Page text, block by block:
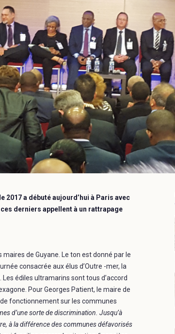
a débuté aujourd’hui à Paris avec
derniers appellent à un rattrapage
de Guyane. Le ton est donné par le
consacrée aux élus d’Outre -mer, la
édiles ultramarins sont tous d’accord
Pour Georges Patient, le maire de
fonctionnement sur les communes
d’une sorte de discrimination. Jusqu’à
à la différence des communes défavorisés